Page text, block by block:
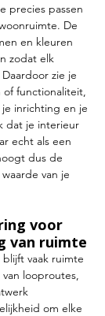
precies passen
De
en kleuren
zodat elk
zie je
functionaliteit,
inrichting en je
dat je interieur
echt als een
dus de
van je
voor
van ruimte
vaak ruimte
looproutes,
om elke